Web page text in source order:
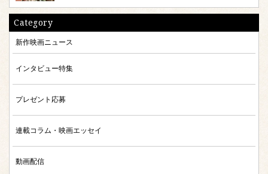
Category
新作映画ニュース
インタビュー特集
プレゼント応募
連載コラム・映画エッセイ
動画配信